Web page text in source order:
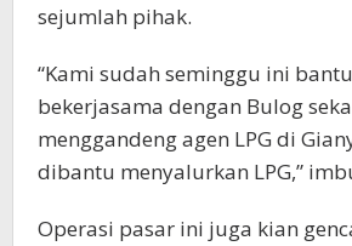
sejumlah pihak.
“Kami sudah seminggu ini
bekerjasama dengan Bulog
menggandeng agen LPG di
dibantu menyalurkan LPG,”
Operasi pasar ini juga kian